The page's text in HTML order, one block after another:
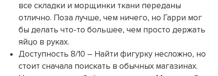
все складки и морщинки ткани переданы
отлично. Поза лучше, чем ничего, но Гарри мог
бы делать что-то большее, чем просто держать
яйцо в руках.
Доступность 8/10 – Найти фигурку несложно, но
стоит сначала поискать в обычных магазинах.